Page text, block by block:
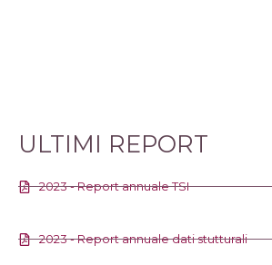
ULTIMI REPORT
2023 - Report annuale TSI
2023 - Report annuale dati stutturali